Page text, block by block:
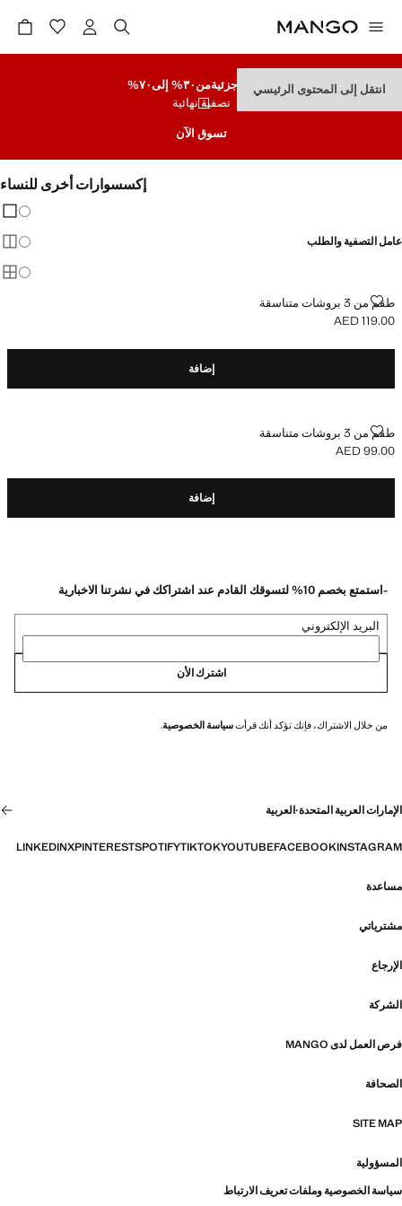
انتقل إلى المحتوى الرئيسيتنزيلات جزئيةمن٣٠% إلى٧٠%
تصفية نهائية
تسوق الآن
إكسسوارات أخرى للنساء
عامل التصفية والطلب
طقم من 3 بروشات متناسقةطقم من 3 بروشات متناسقة
السعر الحالي [AED 119.00 ]
AED 119.00
إضافة
طقم من 3 بروشات متناسقةطقم من 3 بروشات متناسقة
السعر الحالي [AED 99.00 ]
AED 99.00
إضافة
-استمتع بخصم 10% لتسوقك القادم عند اشتراكك في نشرتنا الاخبارية
البريد الإلكتروني
اشترك الأن
من خلال الاشتراك، فإنك تؤكد أنك قرأتسياسة الخصوصية.
الإمارات العربية المتحدة·العربية
INSTAGRAM
FACEBOOK
YOUTUBE
TIKTOK
SPOTIFY
PINTEREST
X
LINKEDIN
مساعدة
مشترياتي
الإرجاع
الشركة
فرص العمل لدى MANGO
الصحافة
SITE MAP
المسؤولية
سياسة الخصوصية وملفات تعريف الارتباط